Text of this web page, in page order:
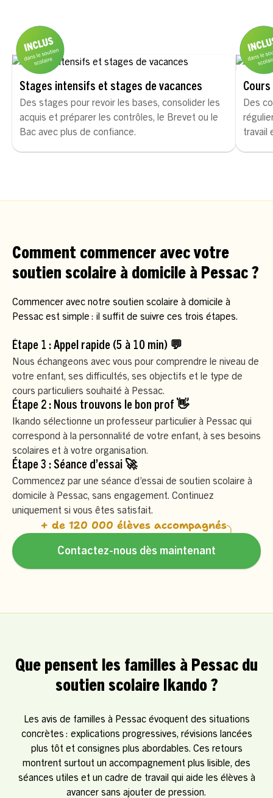
Stages intensifs et stages de vacances
Des stages pour revoir les bases, consolider les
acquis et préparer les contrôles, le Brevet ou le
Bac avec plus de confiance.
Des
travail
Comment commencer avec votre
soutien scolaire à domicile à Pessac ?
Commencer avec notre soutien scolaire à domicile à
Pessac est simple : il suffit de suivre ces trois étapes.
Étape 1 : Appel rapide (5 à 10 min) 💬
Nous échangeons avec vous pour comprendre le niveau de
votre enfant, ses difficultés, ses objectifs et le type de
cours particuliers souhaité à Pessac.
Étape 2 : Nous trouvons le bon prof 👋
Ikando sélectionne un professeur particulier à Pessac qui
correspond à la personnalité de votre enfant, à ses besoins
scolaires et à votre organisation.
Étape 3 : Séance d’essai 🚀
Commencez par une séance d’essai de soutien scolaire à
domicile à Pessac, sans engagement. Continuez
uniquement si vous êtes satisfait.
+ de 120 000 élèves accompagnés
Contactez-nous dès maintenant
Que pensent les familles à Pessac du
soutien scolaire Ikando ?
Les avis de familles à Pessac évoquent des situations
concrètes : explications progressives, révisions lancées
plus tôt et consignes plus abordables. Ces retours
montrent surtout un accompagnement plus lisible, des
séances utiles et un cadre de travail qui aide les élèves à
avancer sans ajouter de pression.